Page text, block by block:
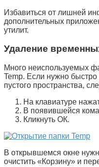
Избавиться от лишней
дополнительных
утилит.
Удаление
Много неиспользуемых
Temp. Если нужно быстро
пустого пространства,
На клавиатуре
В появившейся
Кликнуть ОК.
В открывшемся окне
очистить «Корзину» и